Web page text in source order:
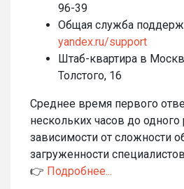
96-39
Общая служба
yandex.ru/support
Штаб-квартира в
Толстого, 16
Среднее время первого
нескольких часов до одного
зависимости от сложности
загруженности
👉 Подробнее...